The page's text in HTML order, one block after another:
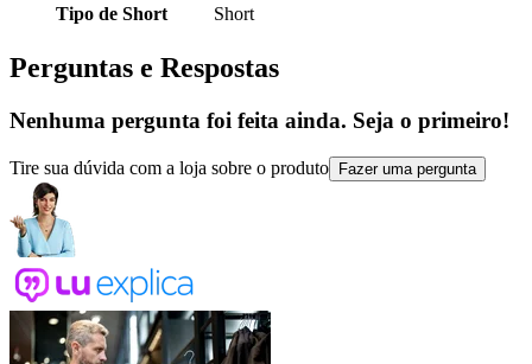
Tipo de Short
Short
Perguntas e Respostas
Nenhuma pergunta foi feita ainda. Seja o primeiro!
Tire sua dúvida com a loja sobre o produto Fazer uma pergunta